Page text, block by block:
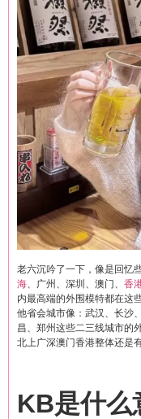
老六沉吟了一下，像是回忆
海 、广州、深圳、澳门、 香
内最高端的外围模特都在这
他省会城市像：武汉、长沙
昌、郑州这些二三线城市的
北上广深澳门香港整体还是
KB是什么